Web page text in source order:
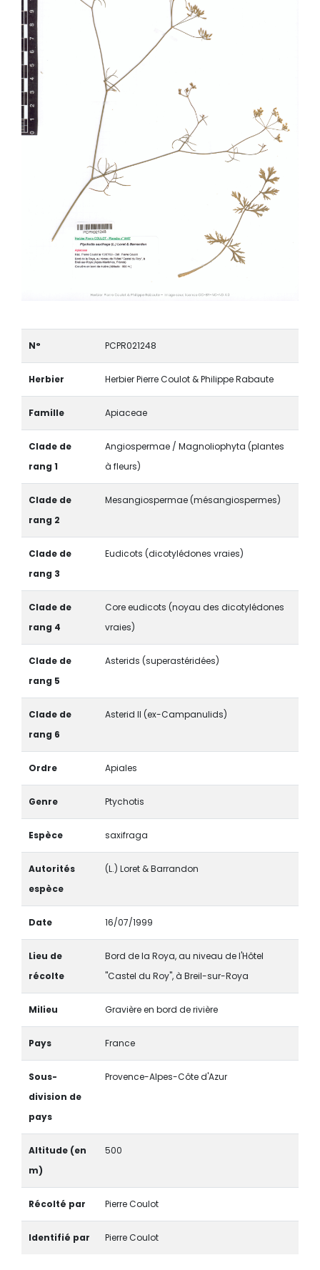
N° PCPR021248
Herbier Herbier Pierre Coulot & Philippe Rabaute
Famille Apiaceae
Clade de
rang 1
Angiospermae / Magnoliophyta (plantes
à fleurs)
Clade de
rang 2
Mesangiospermae (mésangiospermes)
Clade de
rang 3
Eudicots (dicotylédones vraies)
Clade de
rang 4
Core eudicots (noyau des dicotylédones
vraies)
Clade de
rang 5
Asterids (superastéridées)
Clade de
rang 6
Asterid II (ex-Campanulids)
Ordre Apiales
Genre Ptychotis
Espèce saxifraga
Autorités
espèce
(L.) Loret & Barrandon
Date 16/07/1999
Lieu de
récolte
Bord de la Roya, au niveau de l'Hôtel
"Castel du Roy", à Breil-sur-Roya
Milieu Gravière en bord de rivière
Pays France
Sous-
division de
pays
Provence-Alpes-Côte d'Azur
Altitude (en
m)
500
Récolté par Pierre Coulot
Identifié par Pierre Coulot